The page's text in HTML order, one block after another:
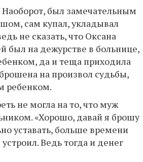
был замечательным
сам купал, укладывал
не сказать, что Оксана
был на дежурстве в больнице,
да и теща приходила
на произвол судьбы,
ребенком.
не могла на то, что муж
«Хорошо, давай я брошу
уставать, больше времени
Ведь тогда и денег